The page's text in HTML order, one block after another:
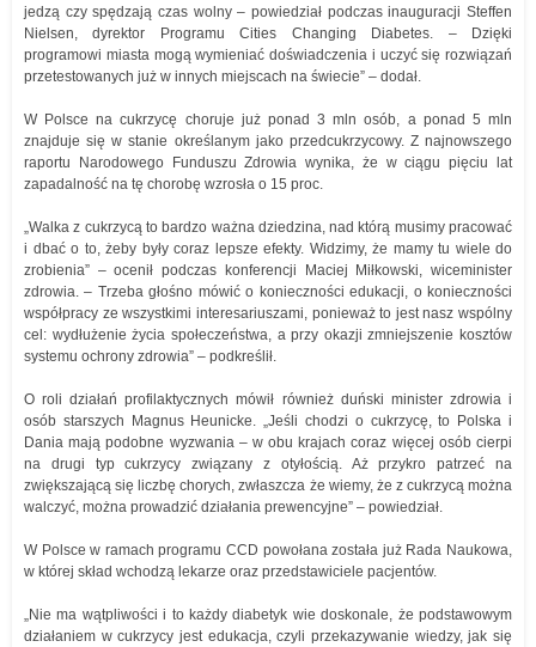
jedzą czy spędzają czas wolny – powiedział podczas inauguracji Steffen
Nielsen, dyrektor Programu Cities Changing Diabetes. – Dzięki
programowi miasta mogą wymieniać doświadczenia i uczyć się rozwiązań
przetestowanych już w innych miejscach na świecie” – dodał.
W Polsce na cukrzycę choruje już ponad 3 mln osób, a ponad 5 mln
znajduje się w stanie określanym jako przedcukrzycowy. Z najnowszego
raportu Narodowego Funduszu Zdrowia wynika, że w ciągu pięciu lat
zapadalność na tę chorobę wzrosła o 15 proc.
„Walka z cukrzycą to bardzo ważna dziedzina, nad którą musimy pracować
i dbać o to, żeby były coraz lepsze efekty. Widzimy, że mamy tu wiele do
zrobienia” – ocenił podczas konferencji Maciej Miłkowski, wiceminister
zdrowia. – Trzeba głośno mówić o konieczności edukacji, o konieczności
współpracy ze wszystkimi interesariuszami, ponieważ to jest nasz wspólny
cel: wydłużenie życia społeczeństwa, a przy okazji zmniejszenie kosztów
systemu ochrony zdrowia” – podkreślił.
O roli działań profilaktycznych mówił również duński minister zdrowia i
osób starszych Magnus Heunicke. „Jeśli chodzi o cukrzycę, to Polska i
Dania mają podobne wyzwania – w obu krajach coraz więcej osób cierpi
na drugi typ cukrzycy związany z otyłością. Aż przykro patrzeć na
zwiększającą się liczbę chorych, zwłaszcza że wiemy, że z cukrzycą można
walczyć, można prowadzić działania prewencyjne” – powiedział.
W Polsce w ramach programu CCD powołana została już Rada Naukowa,
w której skład wchodzą lekarze oraz przedstawiciele pacjentów.
„Nie ma wątpliwości i to każdy diabetyk wie doskonale, że podstawowym
działaniem w cukrzycy jest edukacja, czyli przekazywanie wiedzy, jak się